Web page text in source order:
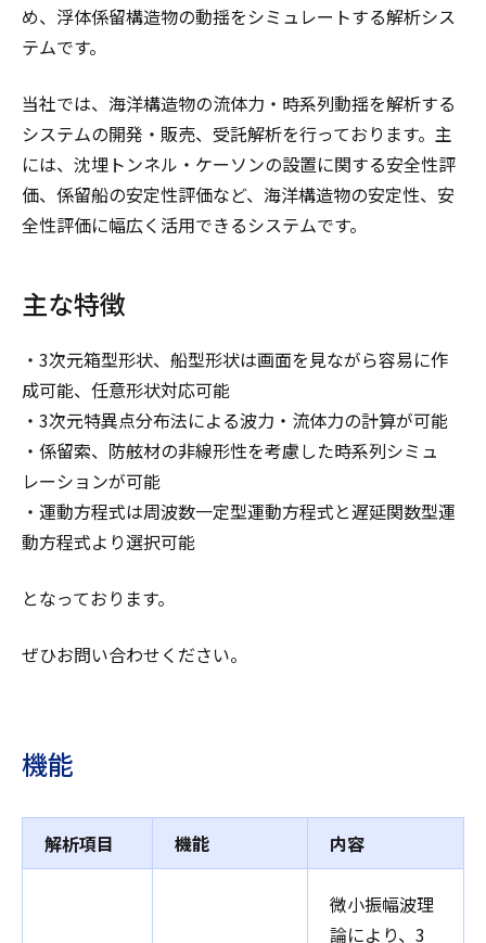
め、浮体係留構造物の動揺をシミュレートする解析シス
テムです。
当社では、海洋構造物の流体力・時系列動揺を解析する
システムの開発・販売、受託解析を行っております。主
には、沈埋トンネル・ケーソンの設置に関する安全性評
価、係留船の安定性評価など、海洋構造物の安定性、安
全性評価に幅広く活用できるシステムです。
主な特徴
・3次元箱型形状、船型形状は画面を見ながら容易に作
成可能、任意形状対応可能
・3次元特異点分布法による波力・流体力の計算が可能
・係留索、防舷材の非線形性を考慮した時系列シミュ
レーションが可能
・運動方程式は周波数一定型運動方程式と遅延関数型運
動方程式より選択可能
となっております。
ぜひお問い合わせください。
機能
解析項目 機能 内容
微小振幅波理
論により、3